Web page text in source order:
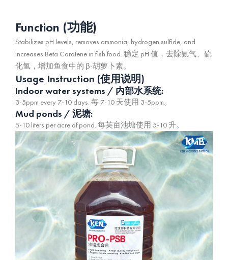
Function (功能)
Stabilizes pH levels, removes ammonia, hydrogen sulfide, and
increases Beta Carotene in fish food.稳定 pH 值，去除氨气、硫
化氢，增加鱼食中的 β-胡萝卜素。
Usage Instruction (使用说明)
Indoor water systems / 内部水系统:
3-5ppm every 7-10 days.每 7-10 天使用 3-5ppm。
Mud ponds / 泥塘:
5-10 liters per acre of pond.每英亩池塘使用 5-10 升。